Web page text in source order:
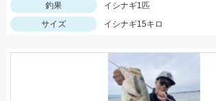
釣果
イシナギ1匹
サイズ
イシナギ15キロ